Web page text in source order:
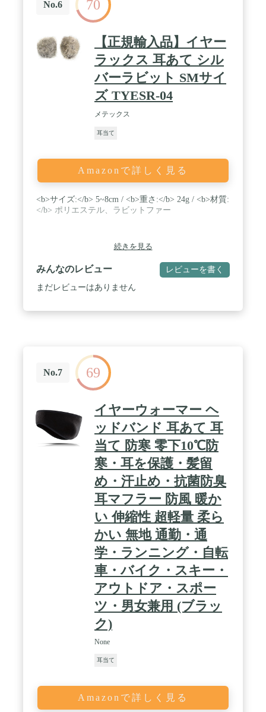
No.6 70
【正規輸入品】イヤー
ラックス 耳あて シル
バーラビット SMサイ
ズ TYESR-04
メテックス
耳当て
Amazonで詳しく見る
<b>サイズ:</b> 5~8cm / <b>重さ:</b> 24g / <b>材質:
</b> ポリエステル、ラビットファー
続きを見る
みんなのレビュー レビューを書く
まだレビューはありません
No.7 69
イヤーウォーマー ヘ
ッドバンド 耳あて 耳
当て 防寒 零下10℃防
寒・耳を保護・髪留
め・汗止め・抗菌防臭
耳マフラー 防風 暖か
い 伸縮性 超軽量 柔ら
かい 無地 通勤・通
学・ランニング・自転
車・バイク・スキー・
アウトドア・スポー
ツ・男女兼用 (ブラッ
ク)
None
耳当て
Amazonで詳しく見る